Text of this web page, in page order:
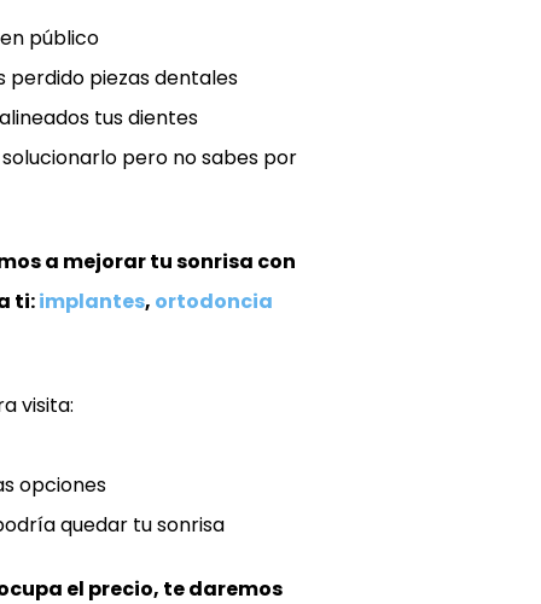
público
perdido piezas dentales
tus dientes
pero no sabes por
a mejorar tu sonrisa con
ti:implantes, ortodoncia
visita:
opciones
quedar tu sonrisa
el precio, te daremos